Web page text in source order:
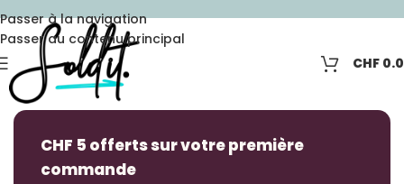
Passer à la navigation
Passer au contenu principal
CHF
CHF 5 offerts sur votre première
commande